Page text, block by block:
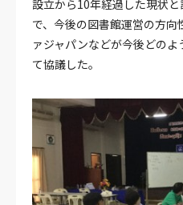
設立から10年経過した現状
で、今後の図書館運営の方
ァジャパンなどが今後どの
て協議した。